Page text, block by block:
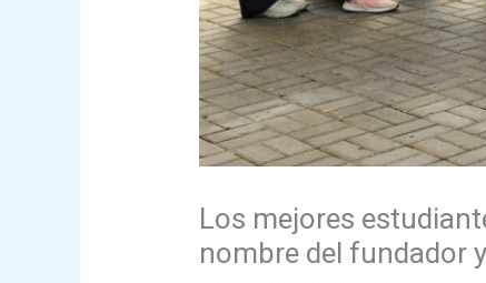
Los mejores
nombre del fundador